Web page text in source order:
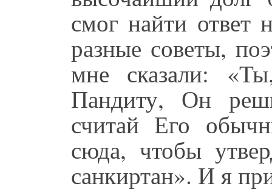
смог найти ответ
разные советы,
мне сказали:
Пандиту, Он
считай Его
сюда, чтобы
санкиртан». И я